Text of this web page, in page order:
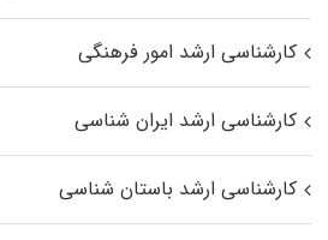
کارشناسی ارشد امور فرهنگی
کارشناسی ارشد ایران شناسی
کارشناسی ارشد باستان شناسی